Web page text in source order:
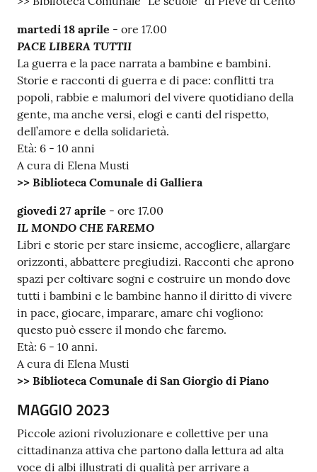
martedi 18 aprile - ore 17.00
PACE LIBERA TUTTII
La guerra e la pace narrata a bambine e bambini.
Storie e racconti di guerra e di pace: conflitti tra
popoli, rabbie e malumori del vivere quotidiano della
gente, ma anche versi, elogi e canti del rispetto,
dell’amore e della solidarietà.
Età: 6 - 10 anni
A cura di Elena Musti
>> Biblioteca Comunale di Galliera
giovedi 27 aprile - ore 17.00
IL MONDO CHE FAREMO
Libri e storie per stare insieme, accogliere, allargare
orizzonti, abbattere pregiudizi. Racconti che aprono
spazi per coltivare sogni e costruire un mondo dove
tutti i bambini e le bambine hanno il diritto di vivere
in pace, giocare, imparare, amare chi vogliono:
questo può essere il mondo che faremo.
Età: 6 - 10 anni.
A cura di Elena Musti
>> Biblioteca Comunale di San Giorgio di Piano
MAGGIO 2023
Piccole azioni rivoluzionare e collettive per una
cittadinanza attiva che partono dalla lettura ad alta
voce di albi illustrati di qualità per arrivare a